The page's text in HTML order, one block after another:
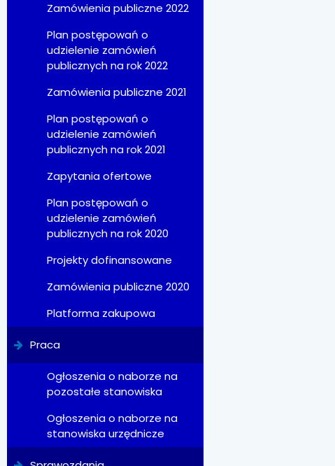
Zamówienia publiczne 2022
Plan postępowań o
udzielenie zamówień
publicznych na rok 2022
Zamówienia publiczne 2021
Plan postępowań o
udzielenie zamówień
publicznych na rok 2021
Zapytania ofertowe
Plan postępowań o
udzielenie zamówień
publicznych na rok 2020
Projekty dofinansowane
Zamówienia publiczne 2020
Platforma zakupowa
Praca
Ogłoszenia o naborze na
pozostałe stanowiska
Ogłoszenia o naborze na
stanowiska urzędnicze